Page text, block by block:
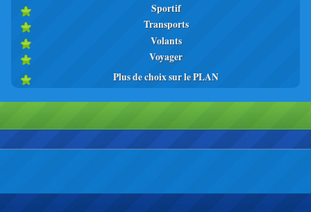
Sportif
Transports
Volants
Voyager
Plus de choix sur le PLAN